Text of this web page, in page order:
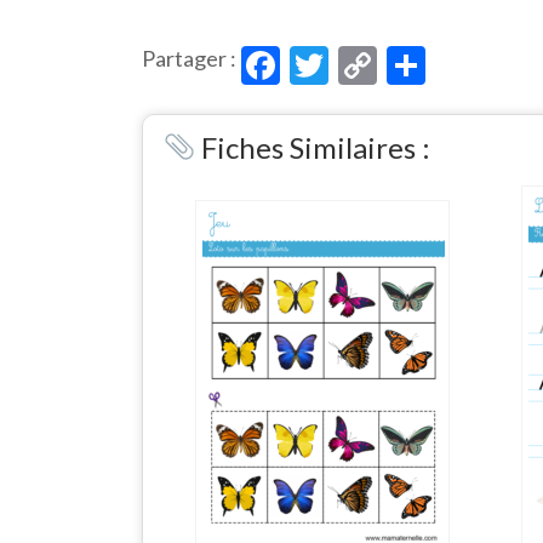
Partager : Facebook
Twitter
Copy
Link
Fiches Similaires :